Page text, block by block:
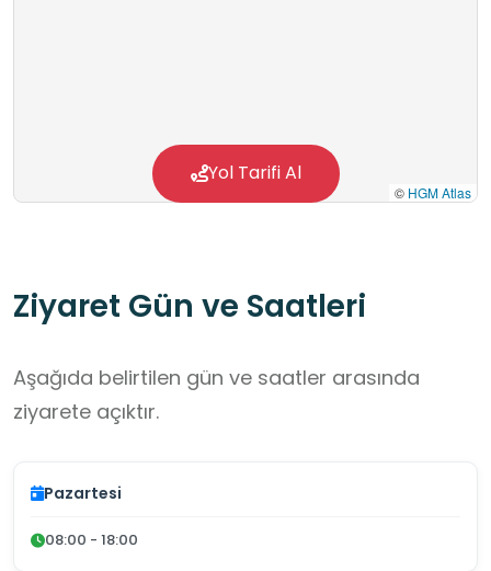
© HGM Atlas
Yol Tarifi Al
Ziyaret Gün ve Saatleri
Aşağıda belirtilen gün ve saatler arasında
ziyarete açıktır.
Pazartesi
08:00 - 18:00